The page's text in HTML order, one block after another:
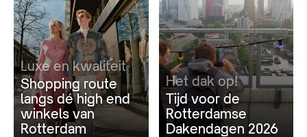
Luxe en kwaliteit
Shopping route
langs dé high end
winkels van
Rotterdam
Het dak op!
Tijd voor de
Rotterdamse
Dakendagen 2026